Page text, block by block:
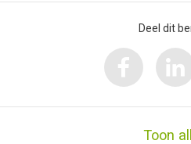
Deel dit
Toon